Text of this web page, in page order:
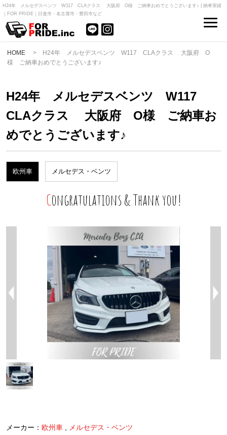
H24年 メルセデスベンツ W117 CLAクラス 大阪府 O様 ご納車おめでとうございます♪ | 納車実績
｜FOR PRIDE｜日進市・名古屋市・豊田市など
HOME > H24年 メルセデスベンツ W117 CLAクラス 大阪府 O
様 ご納車おめでとうございます♪
H24年 メルセデスベンツ W117
CLAクラス 大阪府 O様 ご納車お
めでとうございます♪
欧州車 メルセデス・ベンツ
Congratulations & Thank you!
メーカー： 欧州車 メルセデス・ベンツ